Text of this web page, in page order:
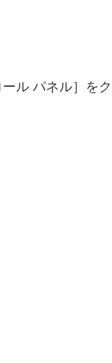
ル パネル］をク